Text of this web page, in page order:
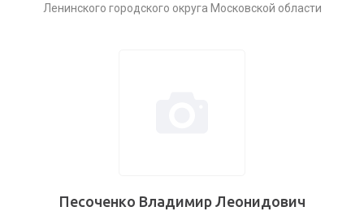
Ленинского городского округа Московской области
Песоченко Владимир Леонидович